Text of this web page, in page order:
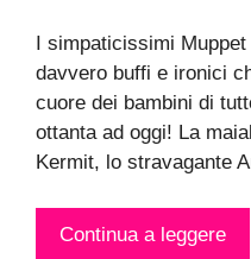
I simpaticissimi
davvero buffi e ironici
cuore dei bambini di
ottanta ad oggi! La
Kermit, lo stravagante
Continua a leggere